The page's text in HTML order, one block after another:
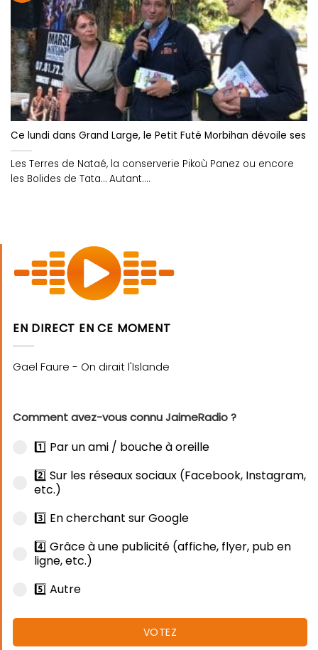
Ce lundi dans Grand Large, le Petit Futé Morbihan dévoile ses
Les Terres de Nataé, la conserverie Pikoù Panez ou encore
les Bolides de Tata… Autant....
EN DIRECT EN CE MOMENT
Comment avez-vous connu JaimeRadio ?
1️⃣ Par un ami / bouche à oreille
2️⃣ Sur les réseaux sociaux (Facebook, Instagram,
etc.)
3️⃣ En cherchant sur Google
4️⃣ Grâce à une publicité (affiche, flyer, pub en
ligne, etc.)
5️⃣ Autre
VOTEZ